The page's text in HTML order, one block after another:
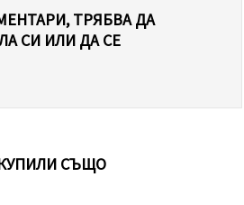
ТРЯБВА ДА
СИ ИЛИ ДА СЕ
СЪЩО